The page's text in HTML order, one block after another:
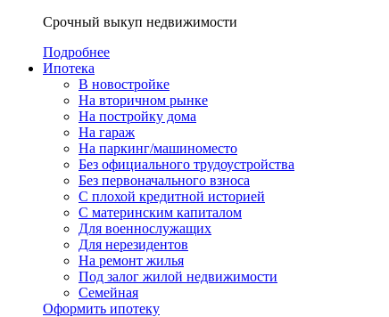
Срочный выкуп недвижимости
Подробнее
Ипотека
В новостройке
На вторичном рынке
На постройку дома
На гараж
На паркинг/машиноместо
Без официального трудоустройства
Без первоначального взноса
С плохой кредитной историей
С материнским капиталом
Для военнослужащих
Для нерезидентов
На ремонт жилья
Под залог жилой недвижимости
Семейная
Оформить ипотеку